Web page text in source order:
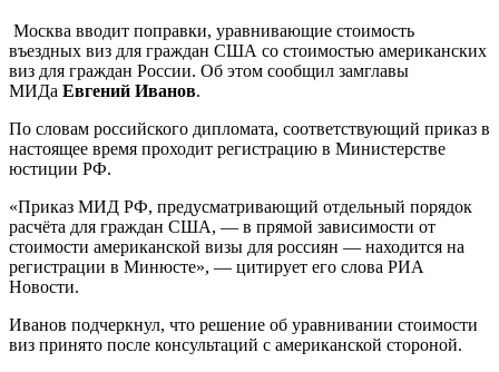
Москва вводит поправки, уравнивающие стоимость
въездных виз для граждан США со стоимостью американских
виз для граждан России. Об этом сообщил замглавы
МИДа Евгений Иванов.
По словам российского дипломата, соответствующий приказ в
настоящее время проходит регистрацию в Министерстве
юстиции РФ.
«Приказ МИД РФ, предусматривающий отдельный порядок
расчёта для граждан США, — в прямой зависимости от
стоимости американской визы для россиян — находится на
регистрации в Минюсте», — цитирует его слова РИА
Новости.
Иванов подчеркнул, что решение об уравнивании стоимости
виз принято после консультаций с американской стороной.